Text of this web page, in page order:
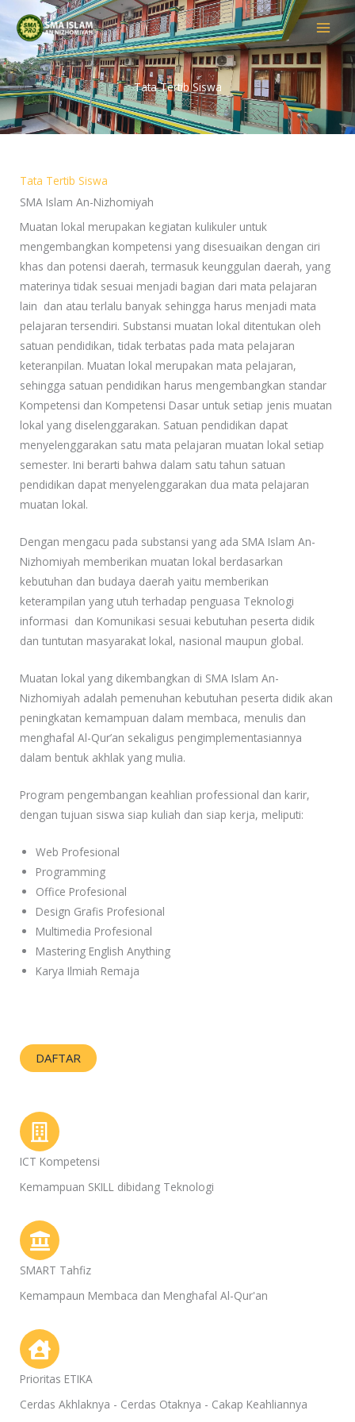
content
Tata Tertib Siswa
Tata Tertib Siswa
SMA Islam An-Nizhomiyah
Muatan lokal merupakan kegiatan kulikuler untuk
mengembangkan kompetensi yang disesuaikan dengan ciri
khas dan potensi daerah, termasuk keunggulan daerah, yang
materinya tidak sesuai menjadi bagian dari mata pelajaran
lain dan atau terlalu banyak sehingga harus menjadi mata
pelajaran tersendiri. Substansi muatan lokal ditentukan oleh
satuan pendidikan, tidak terbatas pada mata pelajaran
keteranpilan. Muatan lokal merupakan mata pelajaran,
sehingga satuan pendidikan harus mengembangkan standar
Kompetensi dan Kompetensi Dasar untuk setiap jenis muatan
lokal yang diselenggarakan. Satuan pendidikan dapat
menyelenggarakan satu mata pelajaran muatan lokal setiap
semester. Ini berarti bahwa dalam satu tahun satuan
pendidikan dapat menyelenggarakan dua mata pelajaran
muatan lokal.
Dengan mengacu pada substansi yang ada SMA Islam An-
Nizhomiyah memberikan muatan lokal berdasarkan
kebutuhan dan budaya daerah yaitu memberikan
keterampilan yang utuh terhadap penguasa Teknologi
informasi dan Komunikasi sesuai kebutuhan peserta didik
dan tuntutan masyarakat lokal, nasional maupun global.
Muatan lokal yang dikembangkan di SMA Islam An-
Nizhomiyah adalah pemenuhan kebutuhan peserta didik akan
peningkatan kemampuan dalam membaca, menulis dan
menghafal Al-Qur’an sekaligus pengimplementasiannya
dalam bentuk akhlak yang mulia.
Program pengembangan keahlian professional dan karir,
dengan tujuan siswa siap kuliah dan siap kerja, meliputi:
Web Profesional
Programming
Office Profesional
Design Grafis Profesional
Multimedia Profesional
Mastering English Anything
Karya Ilmiah Remaja
DAFTAR
ICT Kompetensi
Kemampuan SKILL dibidang Teknologi
SMART Tahfiz
Kemampaun Membaca dan Menghafal Al-Qur'an
Prioritas ETIKA
Cerdas Akhlaknya - Cerdas Otaknya - Cakap Keahliannya